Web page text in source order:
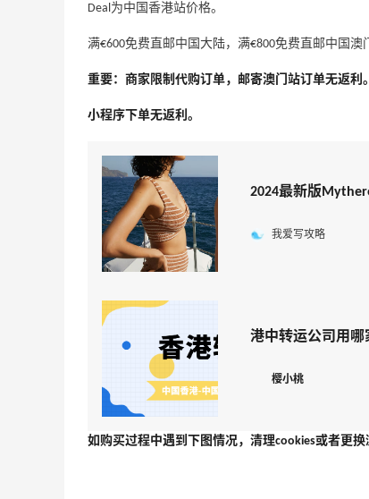
Deal为中国香港站价格。
满€600免费直邮中国大陆，满€800免费直邮中国澳
重要：商家限制代购订单，邮寄澳门站订单无返利。
小程序下单无返利。
2024最新版
我爱写攻略
港中转运公司用哪
樱小桃
如购买过程中遇到下图情况，清理cookies或者更换